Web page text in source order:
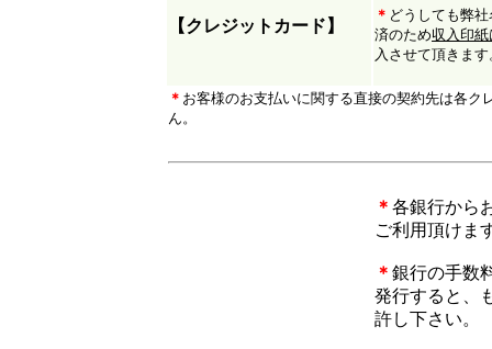
【クレジットカード】
＊ どうしても弊
済のため収入印
入させて頂きます
＊ お客様のお支払いに関する直接の契約先は各
ん。
＊ 各銀行から
ご利用頂けま
＊ 銀行の手数
発行すると、
許し下さい。